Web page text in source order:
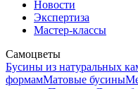
Новости
Экспертиза
Мастер-классы
Самоцветы
Бусины из натуральных
формамМатовые бусины